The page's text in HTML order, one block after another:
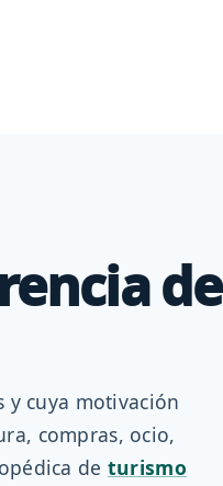
de
cuya motivación
compras, ocio,
de turismo